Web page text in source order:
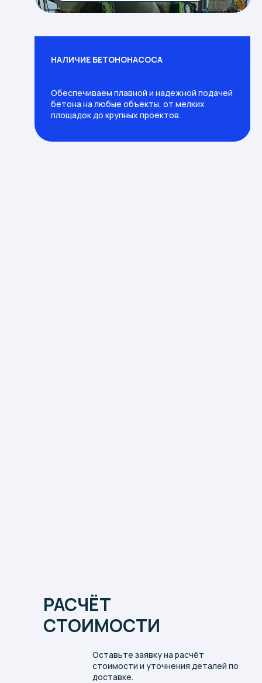
Обеспечиваем плавной и надежной подачей
бетона на любые объекты, от мелких
площадок до крупных проектов.
НАЛИЧИЕ БЕТОНОНАСОСА
РАСЧЁТ
СТОИМОСТИ
Оставьте заявку на расчёт
стоимости и уточнения деталей по
доставке.